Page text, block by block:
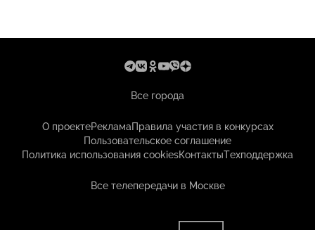
Все города
О проектеРекламаПравила участия в конкурсах
Пользовательское соглашение
Политика использования cookiesКонтактыТехподдержка
Все телепередачи в Москве